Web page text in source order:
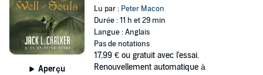
Aperçu
Lu par : Peter Macon
Durée : 11 h et 29 min
Langue : Anglais
Pas de notations
17,99 € ou gratuit avec l'essai.
Renouvellement automatique à